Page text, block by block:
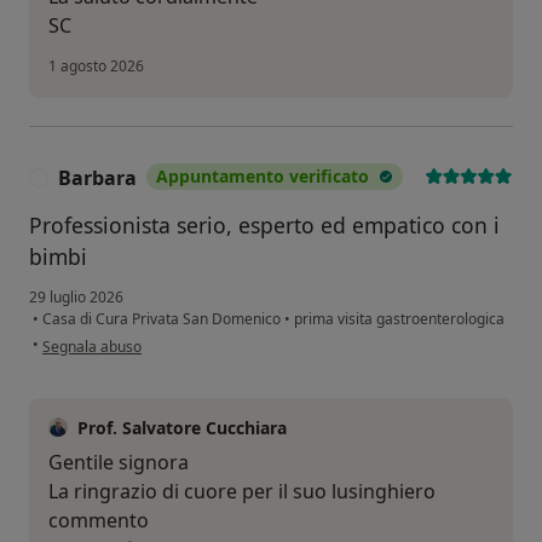
SC
1 agosto 2026
Barbara Appuntamento verificato
Professionista serio, esperto ed empatico con i
bimbi
29 luglio 2026
• Casa di Cura Privata San Domenico • prima visita gastroenterologica
• secondo l'opinione dell'utente Barbara
Segnala abuso
Prof. Salvatore Cucchiara
Gentile signora
La ringrazio di cuore per il suo lusinghiero
commento